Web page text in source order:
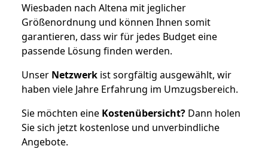
Wiesbaden nach Altena mit jeglicher
Größenordnung und können Ihnen somit
garantieren, dass wir für jedes Budget eine
passende Lösung finden werden.
Unser Netzwerk ist sorgfältig ausgewählt, wir
haben viele Jahre Erfahrung im Umzugsbereich.
Sie möchten eine Kostenübersicht? Dann holen
Sie sich jetzt kostenlose und unverbindliche
Angebote.